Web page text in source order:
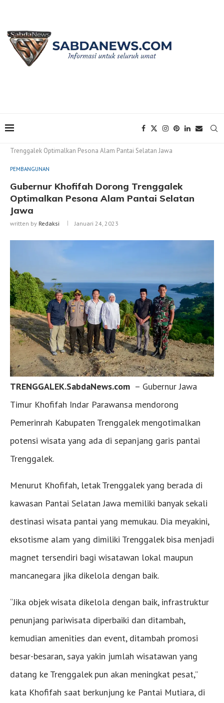
Trenggalek Optimalkan Pesona Alam Pantai Selatan Jawa
PEMBANGUNAN
Gubernur Khofifah Dorong Trenggalek
Optimalkan Pesona Alam Pantai Selatan
Jawa
written by Redaksi Januari 24, 2023
TRENGGALEK.SabdaNews.com – Gubernur Jawa
Timur Khofifah Indar Parawansa mendorong
Pemerinrah Kabupaten Trenggalek mengotimalkan
potensi wisata yang ada di sepanjang garis pantai
Trenggalek.
Menurut Khofifah, letak Trenggalek yang berada di
kawasan Pantai Selatan Jawa memiliki banyak sekali
destinasi wisata pantai yang memukau. Dia meyakini,
eksotisme alam yang dimiliki Trenggalek bisa menjadi
magnet tersendiri bagi wisatawan lokal maupun
mancanegara jika dikelola dengan baik.
“Jika objek wisata dikelola dengan baik, infrastruktur
penunjang pariwisata diperbaiki dan ditambah,
kemudian amenities dan event, ditambah promosi
besar-besaran, saya yakin jumlah wisatawan yang
datang ke Trenggalek pun akan meningkat pesat,”
kata Khofifah saat berkunjung ke Pantai Mutiara, di